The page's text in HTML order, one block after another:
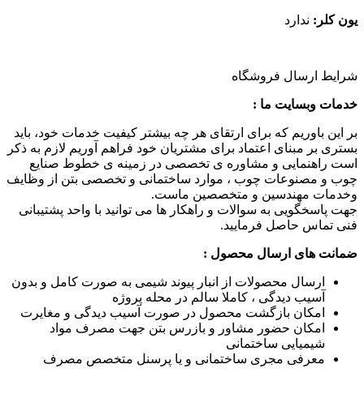
یون کلر: ندارد
شرایط ارسال فروشگاه
خدمات وبسایت ما :
بر این باوریم که برای ارتقای هر چه بیشتر کیفیت خدمات خود، باید
بستری بر مبنای اعتماد برای مشتریان خود فراهم آوریم لازم به ذکر
است راهنمایی و مشاوره ی تخصصی در زمینه ی خطوط صنایع
چوب و مصنوعات چوب ، موارد ساختمانی و تخصصی بتن از وظایف
وخدمات مهندسین و متخصصین ماست.
جهت پاسخگویی به سوالات و راهکار ها می توانید با واحد پشتیبانی
فنی تماس حاصل فرمایید.
ضمانت های ارسال محصول :
ارسال محصولات از انبار پیوند شیمی به صورت کامل و بدون
آسیب دیدگی ، کاملا سالم در محله پروژه
امکان بازگشت محصول در صورت آسیب دیدگی و مغایرت
امکان حضور مشاور و بازرس بتن جهت مصرف مواد
شیمیایی ساختمانی
معرفی مجری ساختمانی و یا پرسنل متخصص مصرف